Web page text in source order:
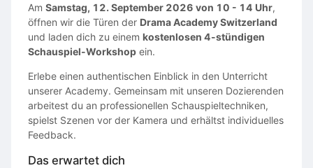
Am Samstag, 12. September 2026 von 10 - 14 Uhr,
öffnen wir die Türen der Drama Academy Switzerland
und laden dich zu einem kostenlosen 4-stündigen
Schauspiel-Workshop ein.
Erlebe einen authentischen Einblick in den Unterricht
unserer Academy. Gemeinsam mit unseren Dozierenden
arbeitest du an professionellen Schauspieltechniken,
spielst Szenen vor der Kamera und erhältst individuelles
Feedback.
Das erwartet dich